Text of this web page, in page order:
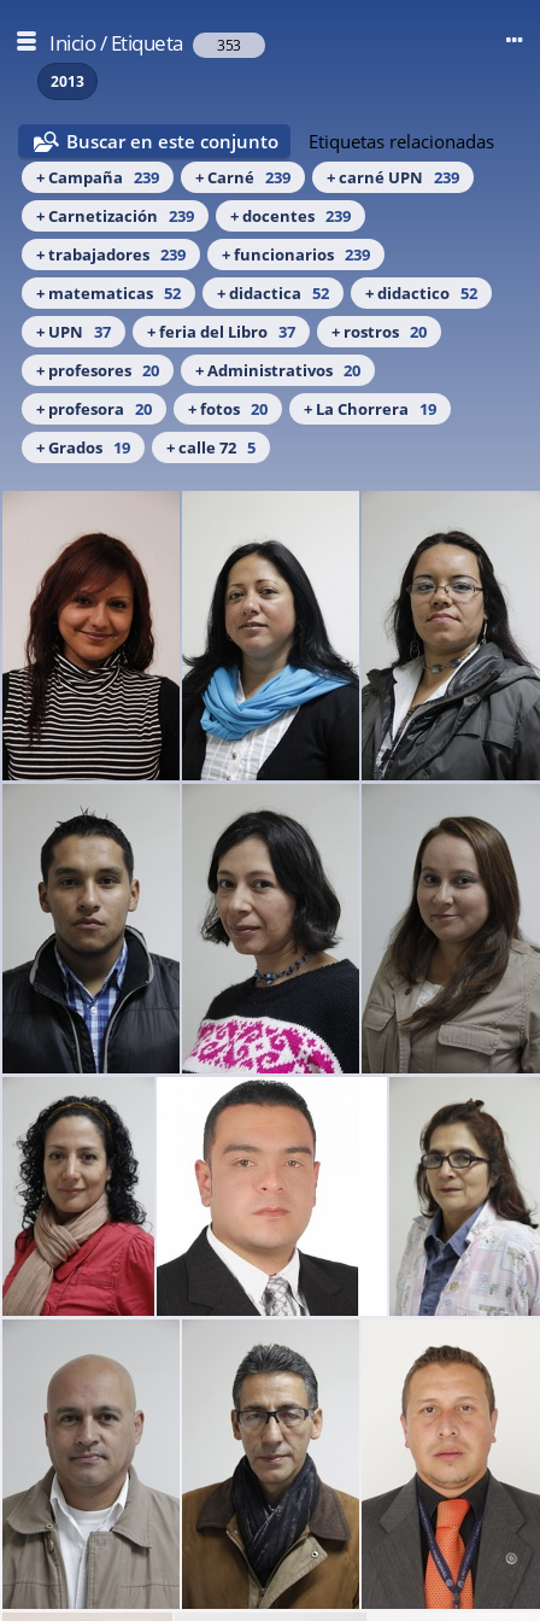
Inicio/Etiqueta
353
2013
Buscar en este conjunto Etiquetas relacionadas
+ Campaña 239 + Carné 239 + carné UPN 239
+ Carnetización 239 + docentes 239
+ trabajadores 239 + funcionarios 239
+ matematicas 52 + didactica 52 + didactico 52
+ UPN 37 + feria del Libro 37 + rostros 20
+ profesores 20 + Administrativos 20
+ profesora 20 + fotos 20 + La Chorrera
19
+ Grados 19 + calle 72 5